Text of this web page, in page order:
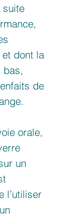
suite
dont la
bas,
de
orale,
un
l’utiliser